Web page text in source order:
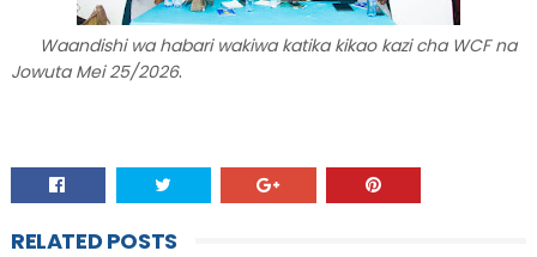
Waandishi wa habari wakiwa katika kikao kazi cha WCF na
Jowuta Mei 25/2026.
RELATED POSTS